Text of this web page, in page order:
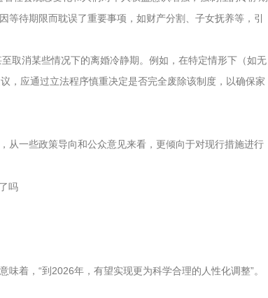
待期限而耽误了重要事项，如财产分割、子女抚养等，引
取消某些情况下的离婚冷静期。例如，在特定情形下（如无
，应通过立法程序慎重决定是否完全废除该制度，以确保家
从一些政策导向和公众意见来看，更倾向于对现行措施进行
着，“到2026年，有望实现更为科学合理的人性化调整”。